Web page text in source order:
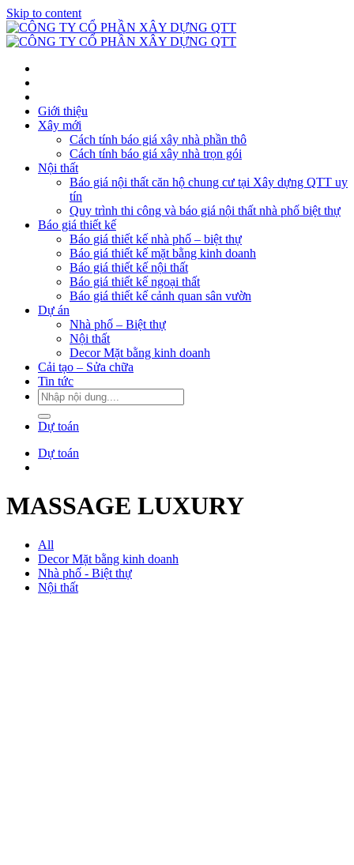
Skip to content
Giới thiệu
Xây mới
Cách tính báo giá xây nhà phần thô
Cách tính báo giá xây nhà trọn gói
Nội thất
Báo giá nội thất căn hộ chung cư tại Xây dựng QTT uy
tín
Quy trình thi công và báo giá nội thất nhà phố biệt thự
Báo giá thiết kế
Báo giá thiết kế nhà phố – biệt thự
Báo giá thiết kế mặt bằng kinh doanh
Báo giá thiết kế nội thất
Báo giá thiết kế ngoại thất
Báo giá thiết kế cảnh quan sân vườn
Dự án
Nhà phố – Biệt thự
Nội thất
Decor Mặt bằng kinh doanh
Cải tạo – Sửa chữa
Tin tức
Dự toán
Dự toán
MASSAGE LUXURY
All
Decor Mặt bằng kinh doanh
Nhà phố - Biệt thự
Nội thất